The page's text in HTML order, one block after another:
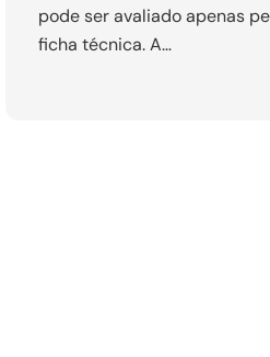
pode ser avaliado apenas
ficha técnica. A…